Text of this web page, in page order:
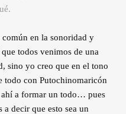
en la sonoridad y
todos venimos de una
sino yo creo que en el tono
todo con Putochinomaricón
ahí a formar un todo… pues
a decir que esto sea un